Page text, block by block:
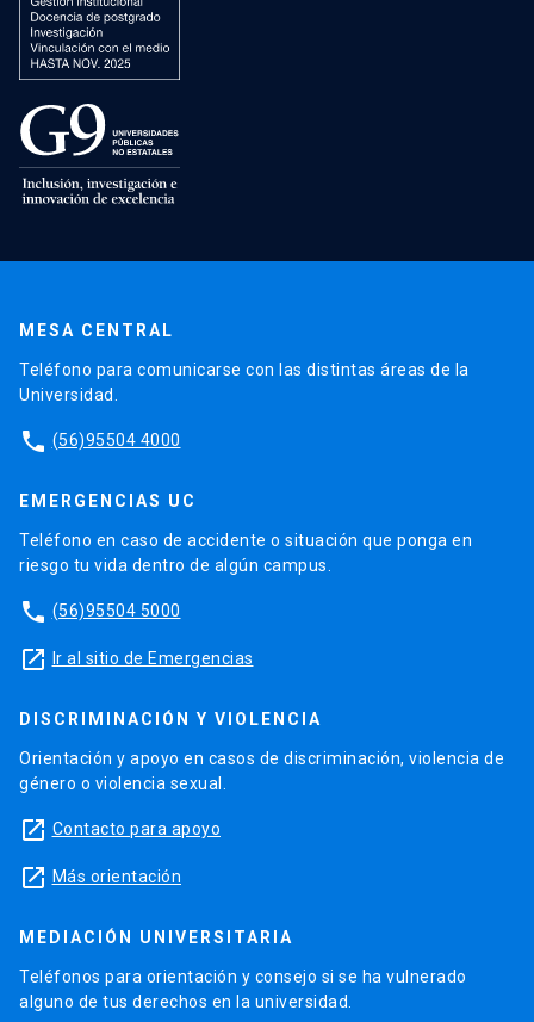
MESA CENTRAL
Teléfono para comunicarse con las distintas áreas de la
Universidad.
phone (56)95504 4000
EMERGENCIAS UC
Teléfono en caso de accidente o situación que ponga en
riesgo tu vida dentro de algún campus.
phone (56)95504 5000
launch Ir al sitio de Emergencias
DISCRIMINACIÓN Y VIOLENCIA
Orientación y apoyo en casos de discriminación, violencia de
género o violencia sexual.
launch Contacto para apoyo
launch Más orientación
MEDIACIÓN UNIVERSITARIA
Teléfonos para orientación y consejo si se ha vulnerado
alguno de tus derechos en la universidad.